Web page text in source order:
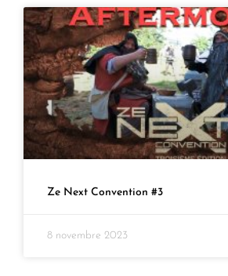
Ze Next Convention #3
8 novembre 2023